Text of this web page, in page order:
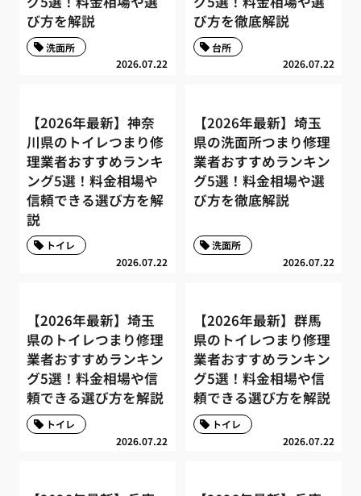
び方を解説
2026.07.22
洗面所
び方を徹底解説
2026.07.22
台所
【2026年最新】神奈
川県のトイレつまり修
理業者おすすめランキ
ング5選！料金相場や
信頼できる選び方を解
説
2026.07.22
トイレ
【2026年最新】埼玉
県の洗面所つまり修理
業者おすすめランキン
グ5選！料金相場や選
び方を徹底解説
2026.07.22
洗面所
【2026年最新】埼玉
県のトイレつまり修理
業者おすすめランキン
グ5選！料金相場や信
頼できる選び方を解説
2026.07.22
トイレ
【2026年最新】群馬
県のトイレつまり修理
業者おすすめランキン
グ5選！料金相場や信
頼できる選び方を解説
2026.07.22
トイレ